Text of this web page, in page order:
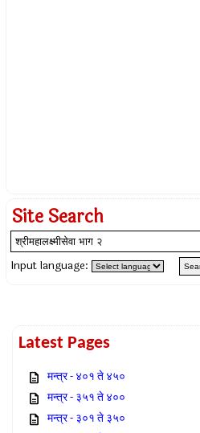
Site Search
Input language:
Latest Pages
मन्त्र - ४०१ ते ४५०
मन्त्र - ३५१ ते ४००
मन्त्र - ३०१ ते ३५०